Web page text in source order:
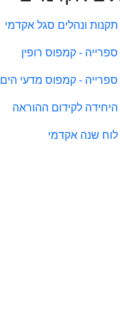
תקנות ונהלים סגל אקדמי
ספרייה - קמפוס רופין
ספרייה - קמפוס מדעי הים
היחידה לקידום ההוראה
לוח שנה אקדמי